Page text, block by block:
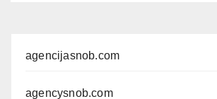
agencijasnob.com
agencysnob.com